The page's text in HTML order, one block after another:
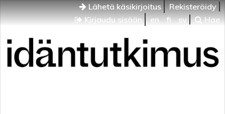
Lähetä käsikirjoitus
Rekisteröidy
Kirjaudu sisään
en fi sv Hae